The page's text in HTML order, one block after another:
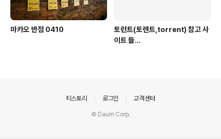
마카오 반점 0410
토런트(토렌트,torrent) 참고 사
이트 들...
티스토리 로그인 고객센터
© Daum Corp.